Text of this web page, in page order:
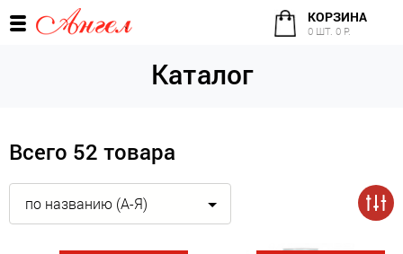
КОРЗИНА
0 ШТ. 0 Р.
Каталог
по названию (А-Я)
Всего 52 товара